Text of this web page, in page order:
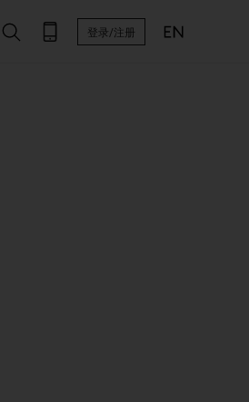
登录/注册